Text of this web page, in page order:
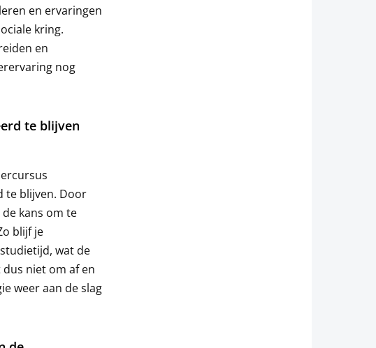
en ervaringen
kring.
en
nog
te blijven
te blijven. Door
kans om te
blijf je
wat de
niet om af en
weer aan de slag